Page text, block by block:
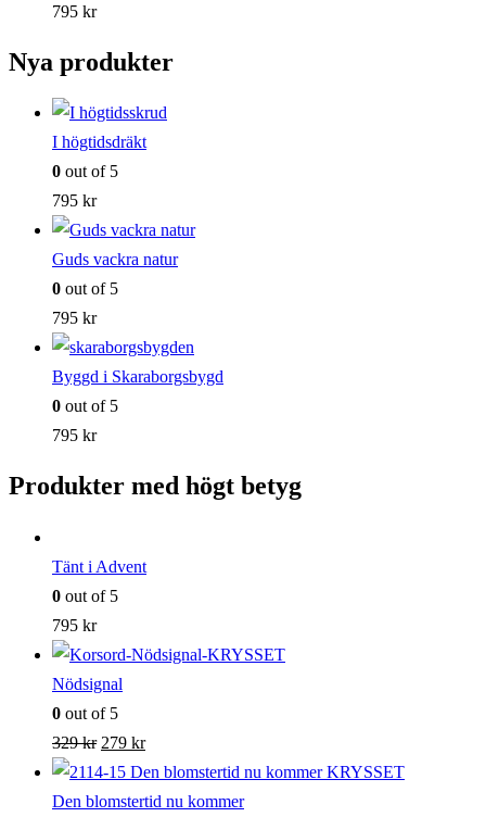
795 kr
Nya produkter
I högtidsdräkt
0 out of 5
795 kr
Guds vackra natur
0 out of 5
795 kr
Byggd i Skaraborgsbygd
0 out of 5
795 kr
Produkter med högt betyg
Tänt i Advent
0 out of 5
795 kr
Nödsignal
0 out of 5
329kr Det
ursprungliga
priset
279 krDet
nuvarande
priset
Den blomstertid nu kommer